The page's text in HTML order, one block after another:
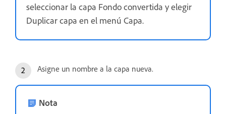
seleccionar la capa Fondo convertida y elegir
Duplicar capa en el menú Capa.
Asigne un nombre a la capa nueva.
Nota